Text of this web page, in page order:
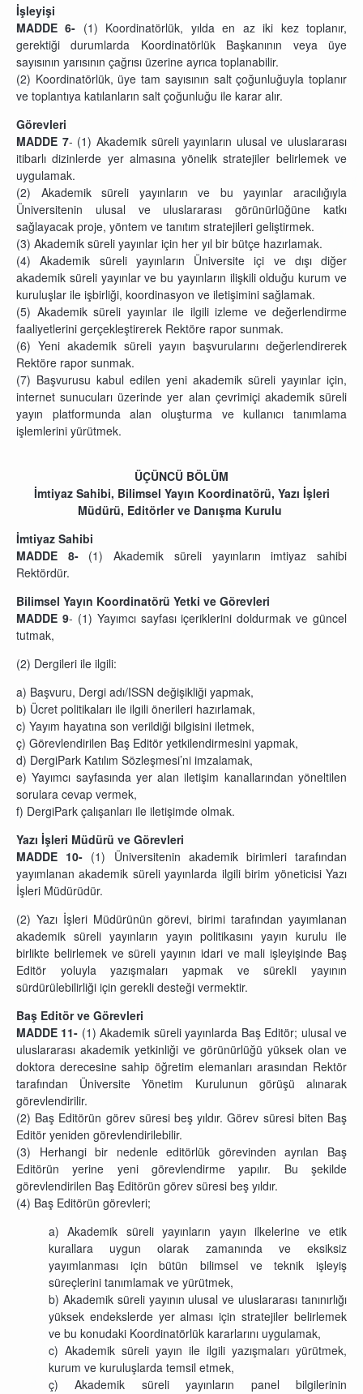
İşleyişi
MADDE 6- (1) Koordinatörlük, yılda en az iki kez toplanır,
gerektiği durumlarda Koordinatörlük Başkanının veya üye
sayısının yarısının çağrısı üzerine ayrıca toplanabilir.
(2) Koordinatörlük, üye tam sayısının salt çoğunluğuyla toplanır
ve toplantıya katılanların salt çoğunluğu ile karar alır.
Görevleri
MADDE 7- (1) Akademik süreli yayınların ulusal ve uluslararası
itibarlı dizinlerde yer almasına yönelik stratejiler belirlemek ve
uygulamak.
(2) Akademik süreli yayınların ve bu yayınlar aracılığıyla
Üniversitenin ulusal ve uluslararası görünürlüğüne katkı
sağlayacak proje, yöntem ve tanıtım stratejileri geliştirmek.
(3) Akademik süreli yayınlar için her yıl bir bütçe hazırlamak.
(4) Akademik süreli yayınların Üniversite içi ve dışı diğer
akademik süreli yayınlar ve bu yayınların ilişkili olduğu kurum ve
kuruluşlar ile işbirliği, koordinasyon ve iletişimini sağlamak.
(5) Akademik süreli yayınlar ile ilgili izleme ve değerlendirme
faaliyetlerini gerçekleştirerek Rektöre rapor sunmak.
(6) Yeni akademik süreli yayın başvurularını değerlendirerek
Rektöre rapor sunmak.
(7) Başvurusu kabul edilen yeni akademik süreli yayınlar için,
internet sunucuları üzerinde yer alan çevrimiçi akademik süreli
yayın platformunda alan oluşturma ve kullanıcı tanımlama
işlemlerini yürütmek.
ÜÇÜNCÜ BÖLÜM
İmtiyaz Sahibi, Bilimsel Yayın Koordinatörü, Yazı İşleri
Müdürü, Editörler ve Danışma Kurulu
İmtiyaz Sahibi
MADDE 8- (1) Akademik süreli yayınların imtiyaz sahibi
Rektördür.
Bilimsel Yayın Koordinatörü Yetki ve Görevleri
MADDE 9- (1) Yayımcı sayfası içeriklerini doldurmak ve güncel
tutmak,
(2) Dergileri ile ilgili:
a) Başvuru, Dergi adı/ISSN değişikliği yapmak,
b) Ücret politikaları ile ilgili önerileri hazırlamak,
c) Yayım hayatına son verildiği bilgisini iletmek,
ç) Görevlendirilen Baş Editör yetkilendirmesini yapmak,
d) DergiPark Katılım Sözleşmesi’ni imzalamak,
e) Yayımcı sayfasında yer alan iletişim kanallarından yöneltilen
sorulara cevap vermek,
f) DergiPark çalışanları ile iletişimde olmak.
Yazı İşleri Müdürü ve Görevleri
MADDE 10- (1)
Üniversitenin akademik birimleri tarafından
yayımlanan akademik süreli yayınlarda ilgili birim yöneticisi Yazı
İşleri Müdürüdür.
(2) Yazı İşleri Müdürünün görevi, birimi tarafından yayımlanan
akademik süreli yayınların yayın politikasını yayın kurulu ile
birlikte belirlemek ve süreli yayının idari ve mali işleyişinde Baş
Editör yoluyla yazışmaları yapmak ve sürekli yayının
sürdürülebilirliği için gerekli desteği vermektir.
Baş Editör ve Görevleri
MADDE 11- (1) Akademik süreli yayınlarda Baş Editör; ulusal ve
uluslararası akademik yetkinliği ve görünürlüğü yüksek olan ve
doktora derecesine sahip öğretim elemanları arasından Rektör
tarafından Üniversite Yönetim Kurulunun görüşü alınarak
görevlendirilir.
(2) Baş Editörün görev süresi beş yıldır. Görev süresi biten Baş
Editör yeniden görevlendirilebilir.
(3) Herhangi bir nedenle editörlük görevinden ayrılan Baş
Editörün yerine yeni görevlendirme yapılır. Bu şekilde
görevlendirilen Baş Editörün görev süresi beş yıldır.
(4) Baş Editörün görevleri;
a) Akademik süreli yayınların yayın ilkelerine ve etik
kurallara uygun olarak zamanında ve eksiksiz
yayımlanması için bütün bilimsel ve teknik işleyiş
süreçlerini tanımlamak ve yürütmek,
b) Akademik süreli yayının ulusal ve uluslararası tanınırlığı
yüksek endekslerde yer alması için stratejiler belirlemek
ve bu konudaki Koordinatörlük kararlarını uygulamak,
c) Akademik süreli yayın ile ilgili yazışmaları yürütmek,
kurum ve kuruluşlarda temsil etmek,
ç) Akademik süreli yayınların panel bilgilerinin